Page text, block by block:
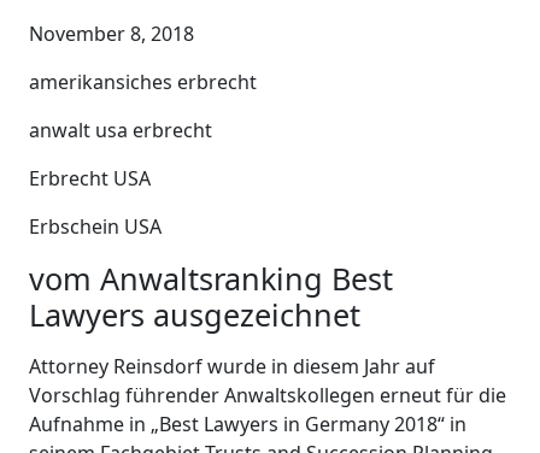
November 8, 2018
amerikansiches erbrecht
anwalt usa erbrecht
Erbrecht USA
Erbschein USA
vom Anwaltsranking Best
Lawyers ausgezeichnet
Attorney Reinsdorf wurde in diesem Jahr auf
Vorschlag führender Anwaltskollegen erneut für die
Aufnahme in „Best Lawyers in Germany 2018“ in